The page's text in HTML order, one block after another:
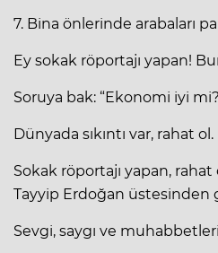
7. Bina önlerinde arabaları
Ey sokak röportajı yapan!
Soruya bak: “Ekonomi iyi
Dünyada sıkıntı var, rahat ol.
Sokak röportajı yapan,
Tayyip Erdoğan üstesinden
Sevgi, saygı ve